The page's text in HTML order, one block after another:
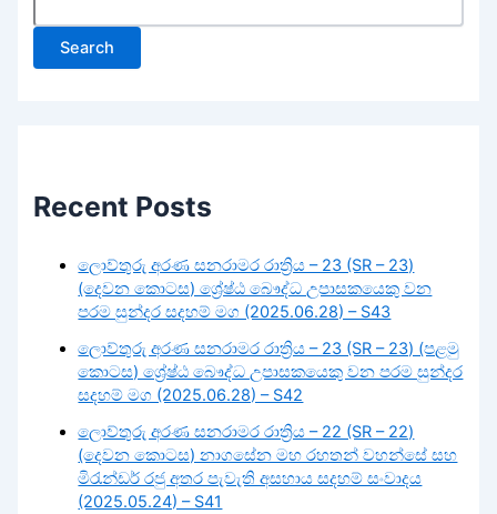
Search
Recent Posts
ලොව්තුරු අරණ සනරාමර රාත්‍රිය – 23 (SR – 23)
(දෙවන කොටස) ශ්‍රේෂ්ඨ බෞද්ධ උපාසකයෙකු වන
පරම සුන්දර සදහම් මග (2025.06.28) – S43
ලොව්තුරු අරණ සනරාමර රාත්‍රිය – 23 (SR – 23) (පළමු
කොටස) ශ්‍රේෂ්ඨ බෞද්ධ උපාසකයෙකු වන පරම සුන්දර
සදහම් මග (2025.06.28) – S42
ලොව්තුරු අරණ සනරාමර රාත්‍රිය – 22 (SR – 22)
(දෙවන කොටස) නාගසේන මහ රහතන් වහන්සේ සහ
මිරැන්ඩර් රජු අතර පැවැති අසහාය සදහම් සංවාදය
(2025.05.24) – S41